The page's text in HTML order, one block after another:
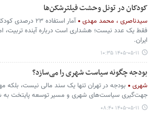
کودکان در تونل وحشت فیلترشکن‌ها
سیدناصری ، محمد مهدی
فقط یک عدد نیست؛ هشداری است درباره آینده
ایران.
۱۴۰۵-۰۵-۱۱ ۱۰:۳۵
بودجه چگونه سیاست شهری را می‌سازد؟
شهری
بودجه در تهران تنها یک سند مالی نیست، بلکه
جهت‌گیری سیاست‌های شهری و مسیر توسعه پایتخت به
۱۴۰۵-۰۵-۱۱ ۰۸:۴۰